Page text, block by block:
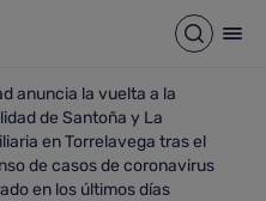
Abrir
del camino de migas
anuncia la vuelta a la
anuncia la vuelta a la
de Santoña y La
en Torrelavega tras el
de casos de coronavirus
en los últimos días